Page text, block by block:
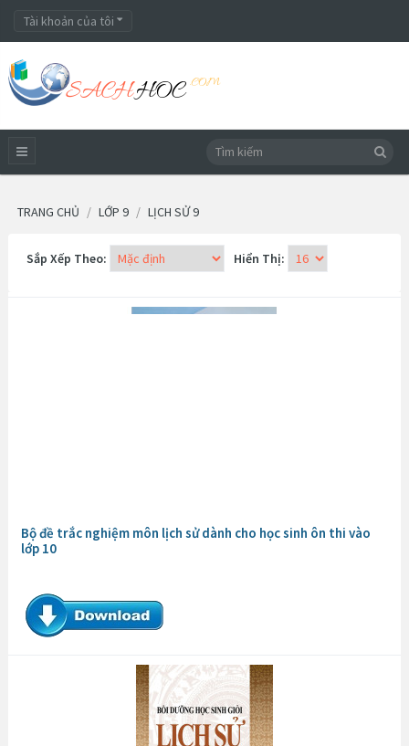
Tài khoản của tôi
TRANG CHỦ LỚP 9 LỊCH SỬ 9
Sắp Xếp Theo: Hiển Thị:
Bộ đề trắc nghiệm môn lịch sử dành cho học sinh ôn thi vào
lớp 10